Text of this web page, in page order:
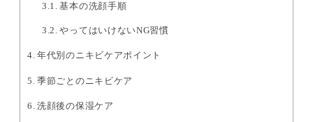
基本の洗顔手順
やってはいけないNG習慣
年代別のニキビケアポイント
季節ごとのニキビケア
洗顔後の保湿ケア